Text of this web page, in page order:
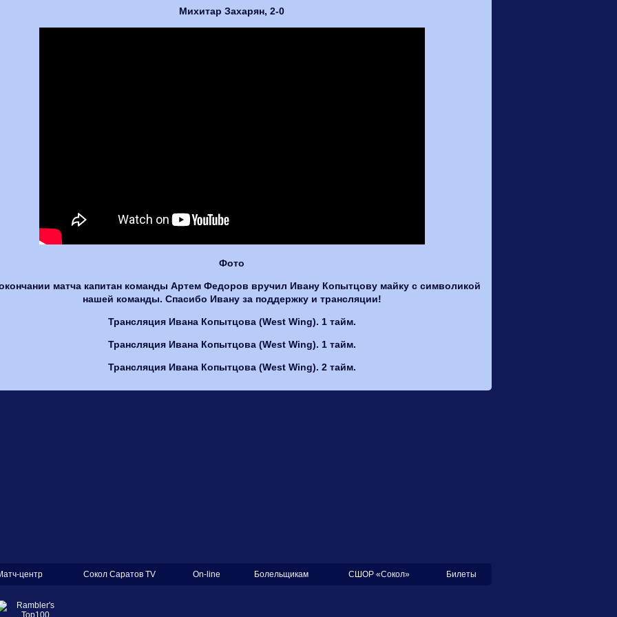
Михитар Захарян, 2-0
Фото
матча капитан команды Артем Федоров вручил Ивану Копытцову майку с символикой
нашей команды. Спасибо Ивану за поддержку и трансляции!
Трансляция Ивана Копытцова (West Wing). 1 тайм.
Трансляция Ивана Копытцова (West Wing). 1 тайм.
Трансляция Ивана Копытцова (West Wing). 2 тайм.
центр Сокол Саратов TV On-line Болельщикам СШОР «Сокол» Билеты